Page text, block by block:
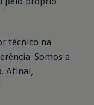
técnico na
Somos a
Afinal,